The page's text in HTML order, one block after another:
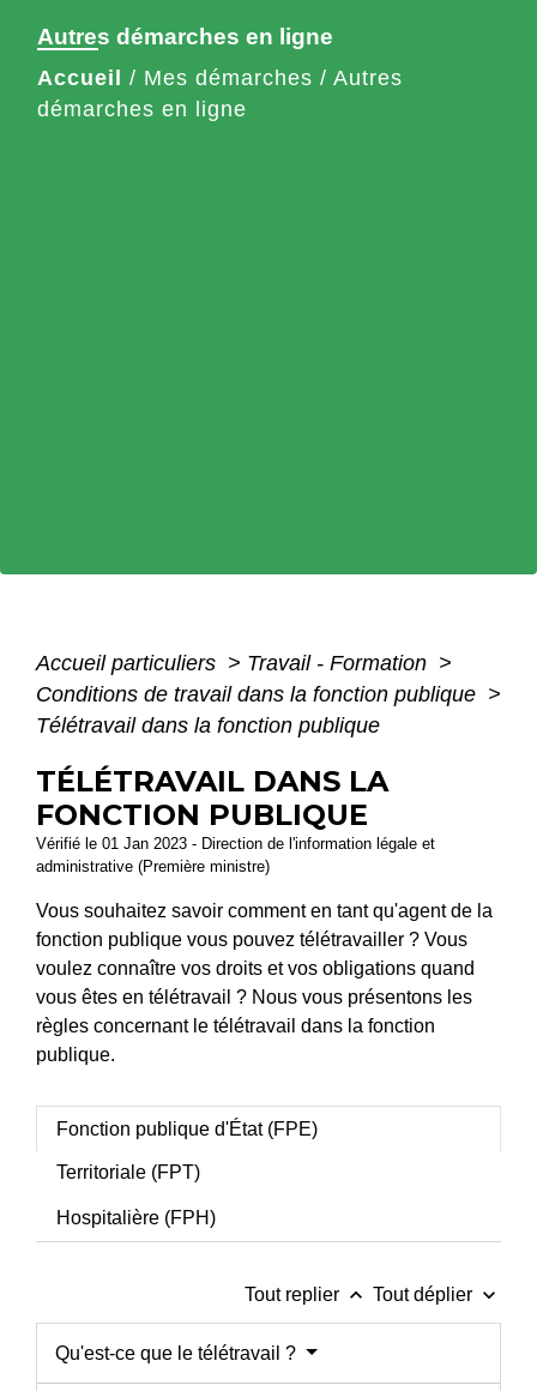
Autres démarches en ligne
Accueil / Mes démarches / Autres
démarches en ligne
Accueil particuliers > Travail - Formation >
Conditions de travail dans la fonction publique >
Télétravail dans la fonction publique
TÉLÉTRAVAIL DANS LA
FONCTION PUBLIQUE
Vérifié le 01 Jan 2023 - Direction de l'information légale et
administrative (Première ministre)
Vous souhaitez savoir comment en tant qu'agent de la
fonction publique vous pouvez télétravailler ? Vous
voulez connaître vos droits et vos obligations quand
vous êtes en télétravail ? Nous vous présentons les
règles concernant le télétravail dans la fonction
publique.
Fonction publique d'État (FPE)
Territoriale (FPT)
Hospitalière (FPH)
Tout replier keyboard_arrow_up Tout déplier keyboard_arrow_down
Qu'est-ce que le télétravail ?